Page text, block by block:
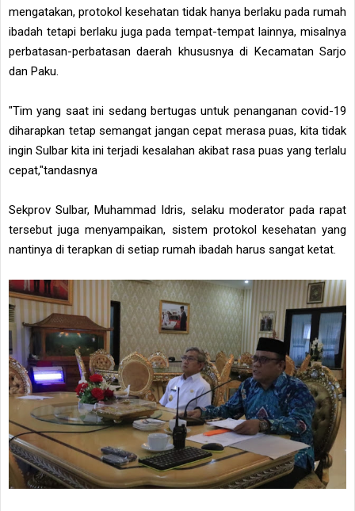
mengatakan, protokol kesehatan tidak hanya berlaku pada rumah
ibadah tetapi berlaku juga pada tempat-tempat lainnya, misalnya
perbatasan-perbatasan daerah khususnya di Kecamatan Sarjo
dan Paku.
"Tim yang saat ini sedang bertugas untuk penanganan covid-19
diharapkan tetap semangat jangan cepat merasa puas, kita tidak
ingin Sulbar kita ini terjadi kesalahan akibat rasa puas yang terlalu
cepat,"tandasnya
Sekprov Sulbar, Muhammad Idris, selaku moderator pada rapat
tersebut juga menyampaikan, sistem protokol kesehatan yang
nantinya di terapkan di setiap rumah ibadah harus sangat ketat.